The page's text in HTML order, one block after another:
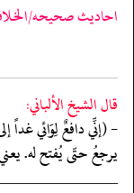
احاديث صحيحه/الخلافة
قال الشيخ الألباني:
- (إنِّي دافعٌ لِوَائي غداً
يرجعُ حتّى يُفتح له.